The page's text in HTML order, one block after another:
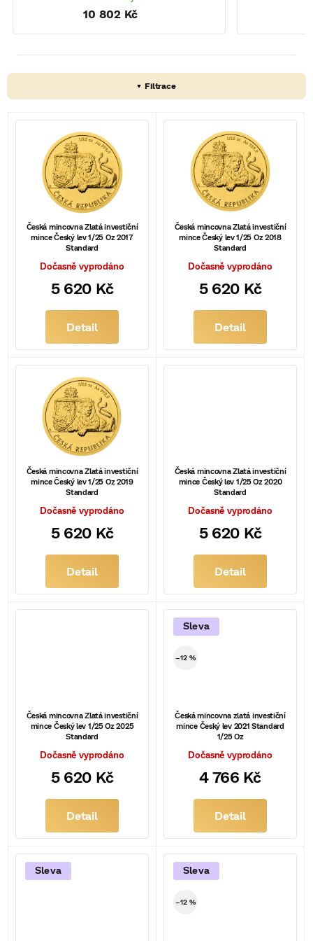
10 802 Kč
V
u
k
Česká mincovna Zlatá investiční
mince Český lev 1/25 Oz 2017
Standard
Dočasně vyprodáno
5 620 Kč
Detail
Česká mincovna Zlatá investiční
mince Český lev 1/25 Oz 2018
Standard
Dočasně vyprodáno
5 620 Kč
Detail
Česká mincovna Zlatá investiční
mince Český lev 1/25 Oz 2019
Standard
Dočasně vyprodáno
5 620 Kč
Detail
Česká mincovna Zlatá investiční
mince Český lev 1/25 Oz 2020
Standard
Dočasně vyprodáno
5 620 Kč
Detail
Česká mincovna Zlatá investiční
mince Český lev 1/25 Oz 2025
Standard
Dočasně vyprodáno
5 620 Kč
Detail
Sleva
–12 %
Česká mincovna zlatá investiční
mince Český lev 2021 Standard
1/25 Oz
Dočasně vyprodáno
4 766 Kč
Detail
Sleva Sleva
–12 %